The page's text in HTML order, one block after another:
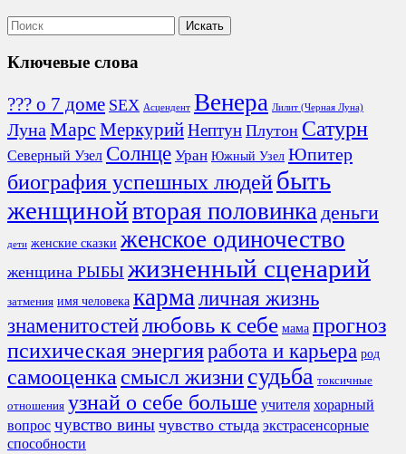
Ключевые слова
??? о 7 доме SEX Асцендент Венера Лилит (Черная Луна)
ЛунаМарс МеркурийНептун Плутон Сатурн
Северный Узел Солнце Уран Южный Узел Юпитер
биография успешных людейбыть
женщинойвторая половинкаденьги
дети женские сказки женское одиночество
женщина РЫБЫ жизненный сценарий
затмения имя человека кармаличная жизнь
знаменитостейлюбовь к себе мама прогноз
психическая энергияработа и карьера род
самооценкасмысл жизнисудьба токсичные
отношения узнай о себе больше учителя хорарный
вопрос чувство вины чувство стыда экстрасенсорные
способности